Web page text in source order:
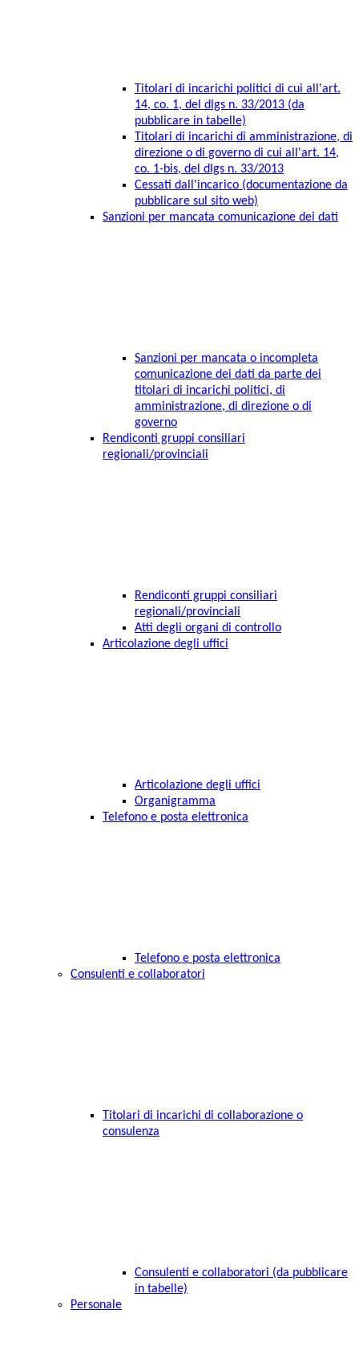
Titolari di incarichi politici di cui all'art.
14, co. 1, del dlgs n. 33/2013 (da
pubblicare in tabelle)
Titolari di incarichi di amministrazione, di
direzione o di governo di cui all'art. 14,
co. 1-bis, del dlgs n. 33/2013
Cessati dall'incarico (documentazione da
pubblicare sul sito web)
Sanzioni per mancata comunicazione dei dati
Sanzioni per mancata o incompleta
comunicazione dei dati da parte dei
titolari di incarichi politici, di
amministrazione, di direzione o di
governo
Rendiconti gruppi consiliari
regionali/provinciali
Rendiconti gruppi consiliari
regionali/provinciali
Atti degli organi di controllo
Articolazione degli uffici
Articolazione degli uffici
Organigramma
Telefono e posta elettronica
Telefono e posta elettronica
Consulenti e collaboratori
Titolari di incarichi di collaborazione o
consulenza
Consulenti e collaboratori (da pubblicare
in tabelle)
Personale